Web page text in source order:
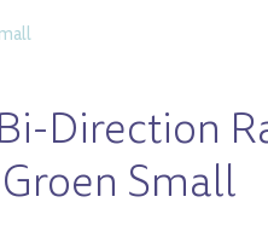
Direction
Small